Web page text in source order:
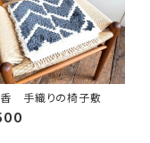
手織りの椅子敷